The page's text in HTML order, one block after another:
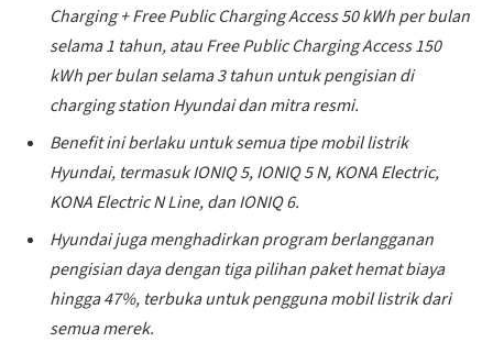
Charging + Free Public Charging Access 50 kWh per bulan
selama 1 tahun, atau Free Public Charging Access 150
kWh per bulan selama 3 tahun untuk pengisian di
charging station Hyundai dan mitra resmi.
Benefit ini berlaku untuk semua tipe mobil listrik
Hyundai, termasuk IONIQ 5, IONIQ 5 N, KONA Electric,
KONA Electric N Line, dan IONIQ 6.
Hyundai juga menghadirkan program berlangganan
pengisian daya dengan tiga pilihan paket hemat biaya
hingga 47%, terbuka untuk pengguna mobil listrik dari
semua merek.